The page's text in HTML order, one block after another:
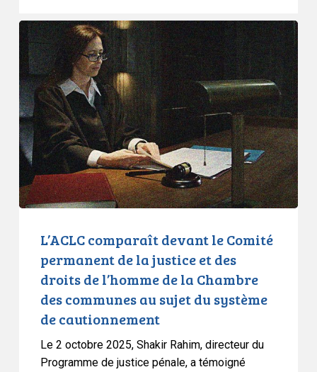
L’ACLC
comparaît
devant
le
Comité
permanent
de
la
justice
et
l’homme
Chambre
communes
L’ACLC comparaît devant le Comité
permanent de la justice et des
droits de l’homme de la Chambre
des communes au sujet du système
de cautionnement
Le 2 octobre 2025, Shakir Rahim, directeur du
Programme de justice pénale, a témoigné